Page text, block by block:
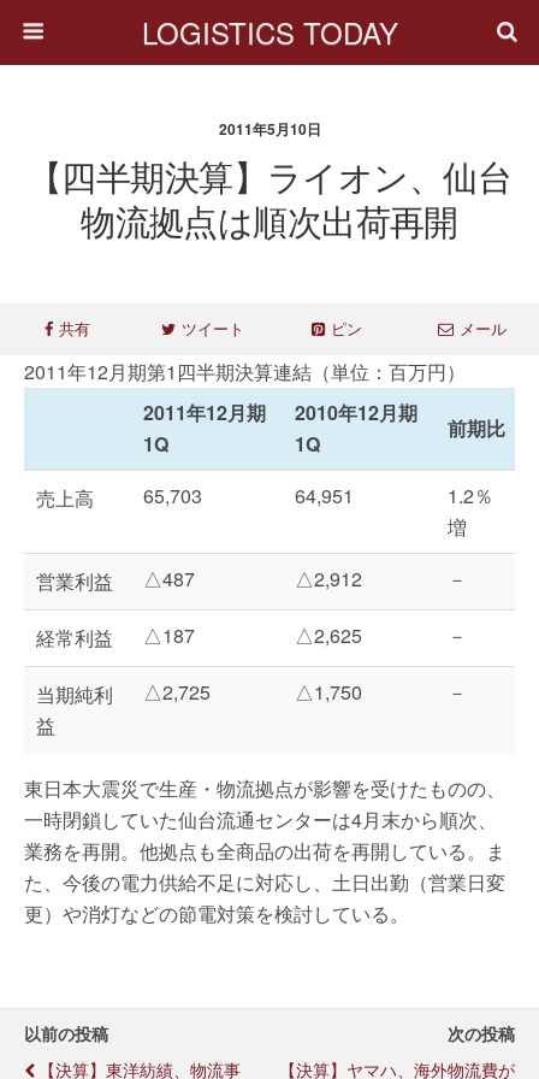
LOGISTICS TODAY
2011年5月10日
【四半期決算】ライオン、仙台
物流拠点は順次出荷再開
共有 ツイート ピン メール
2011年12月期第1四半期決算連結（単位：百万円）
2011年12月期
1Q
2010年12月期
1Q
前期比
売上高 65,703 64,951
1.2％
増
営業利益
△487 △2,912 －
経常利益 △187 △2,625 －
当期純利
益
△2,725 △1,750 －
東日本大震災で生産・物流拠点が影響を受けたものの、
一時閉鎖していた仙台流通センターは4月末から順次、
業務を再開。他拠点も全商品の出荷を再開している。ま
た、今後の電力供給不足に対応し、土日出勤（営業日変
更）や消灯などの節電対策を検討している。
以前の投稿
【決算】東洋紡績、物流事
次の投稿
【決算】ヤマハ、海外物流費が